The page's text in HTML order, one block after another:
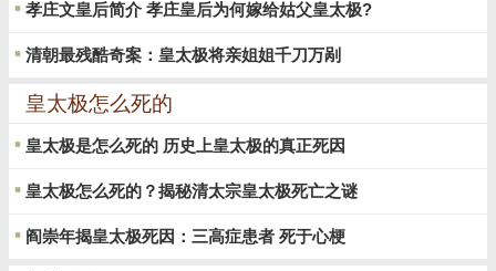
孝庄文皇后简介 孝庄皇后为何嫁给姑父皇太极?
清朝最残酷奇案：皇太极将亲姐姐千刀万剐
皇太极怎么死的
皇太极是怎么死的 历史上皇太极的真正死因
皇太极怎么死的？揭秘清太宗皇太极死亡之谜
阎崇年揭皇太极死因：三高症患者 死于心梗